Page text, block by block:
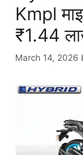
Kmpl
₹1.44
March 14, 2026